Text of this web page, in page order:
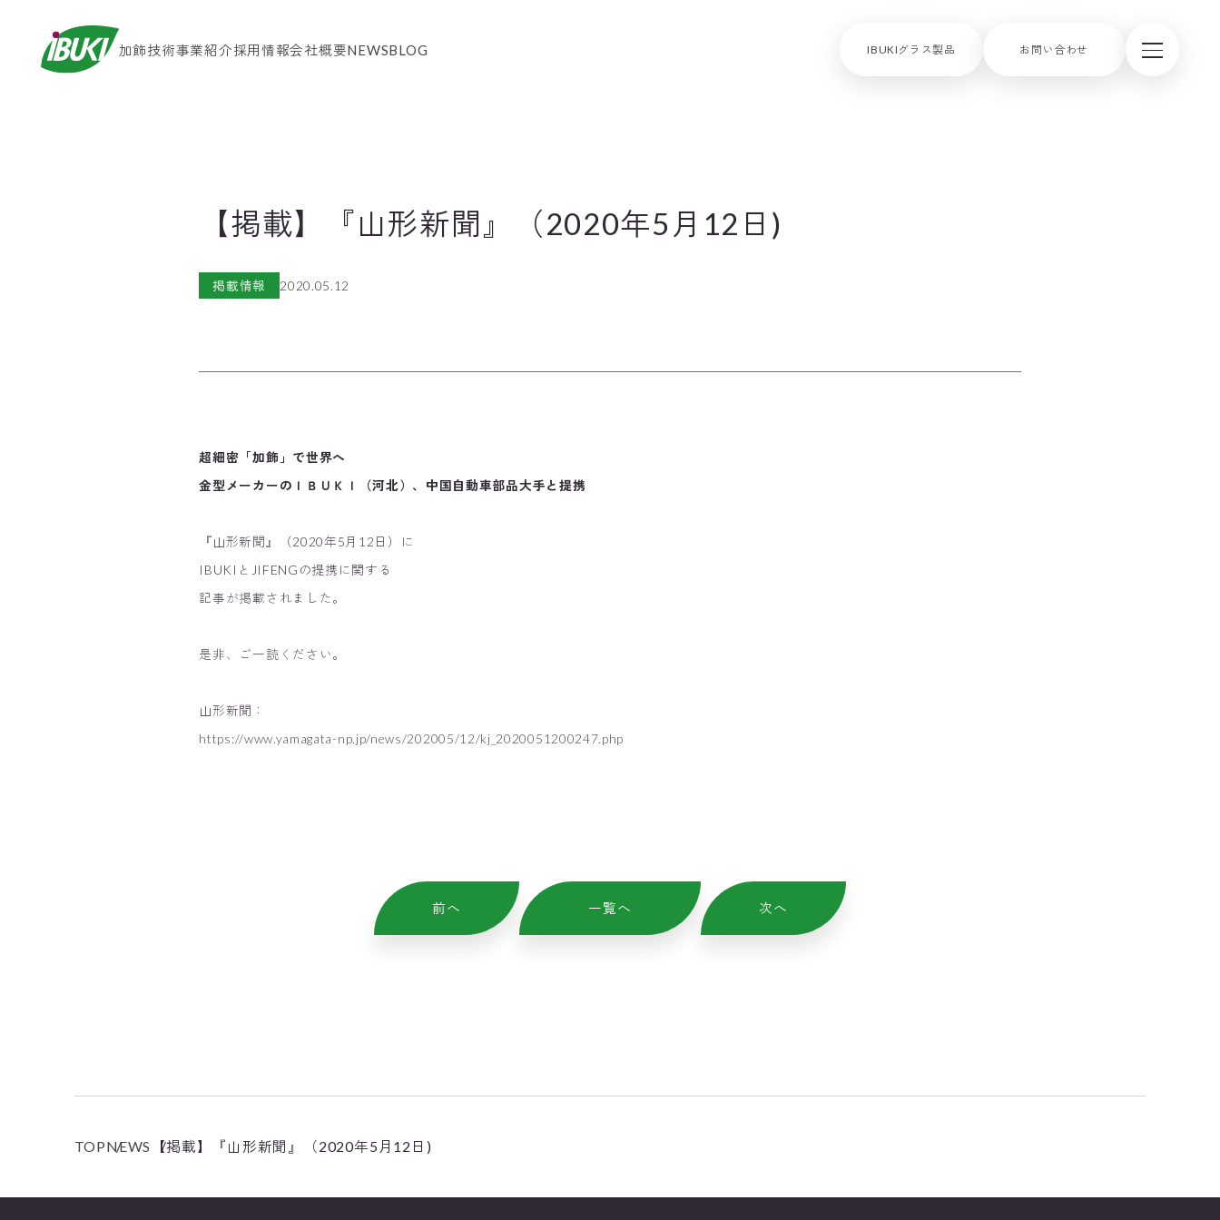
加飾技術事業紹介採用情報会社概要NEWSBLOG IBUKIグラス製品 お問い合わせ
【掲載】『山形新聞』（2020年5月12日)
掲載情報 2020.05.12
超細密「加飾」で世界へ
金型メーカーのＩＢＵＫＩ（河北）、中国自動車部品大手と提携
『山形新聞』（2020年5月12日）に
IBUKIとJIFENGの提携に関する
記事が掲載されました。
是非、ご一読ください。
山形新聞：
https://www.yamagata-np.jp/news/202005/12/kj_2020051200247.php
前へ 一覧へ 次へ
TOPNEWS 【掲載】『山形新聞』（2020年5月12日)